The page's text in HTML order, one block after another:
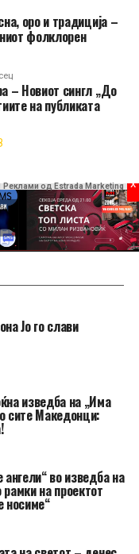
оро и традиција –
фолклорен
– Новиот сингл „До
на публиката
Реклами од Estrada Marketing x
Јо го слави
изведба на „Има
сите Македонци:
ангели“ во изведба на
на проектот
носиме“